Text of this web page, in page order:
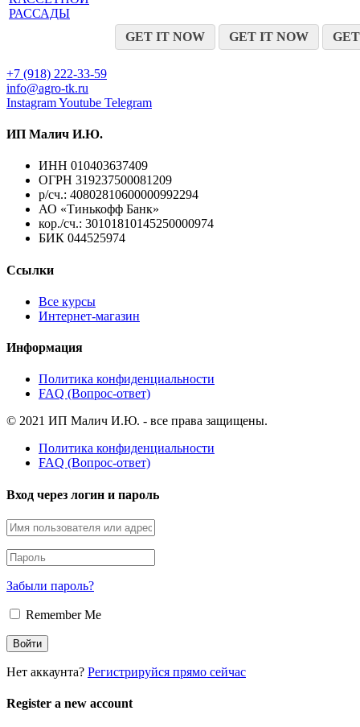
РАССАДЫ
GET IT NOW GET IT NOW
+7 (918) 222-33-59
info@agro-tk.ru
InstagramYoutube Telegram
ИП Малич И.Ю.​
ИНН 010403637409
ОГРН 319237500081209
р/сч.: 40802810600000992294
АО «Тинькофф Банк»
кор./сч.: 30101810145250000974
БИК 044525974
Ссылки
Все курсы
Интернет-магазин
Информация
Политика конфиденциальности
FAQ (Вопрос-ответ)
© 2021 ИП Малич И.Ю. - все права защищены.
Политика конфиденциальности
FAQ (Вопрос-ответ)
Вход через логин и пароль
Забыли пароль?
Remember Me
Нет аккаунта? Регистрируйся прямо сейчас
Register a new account